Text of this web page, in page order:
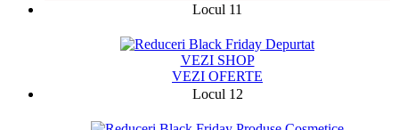
Locul 11
VEZI SHOP
VEZI OFERTE
Locul 12